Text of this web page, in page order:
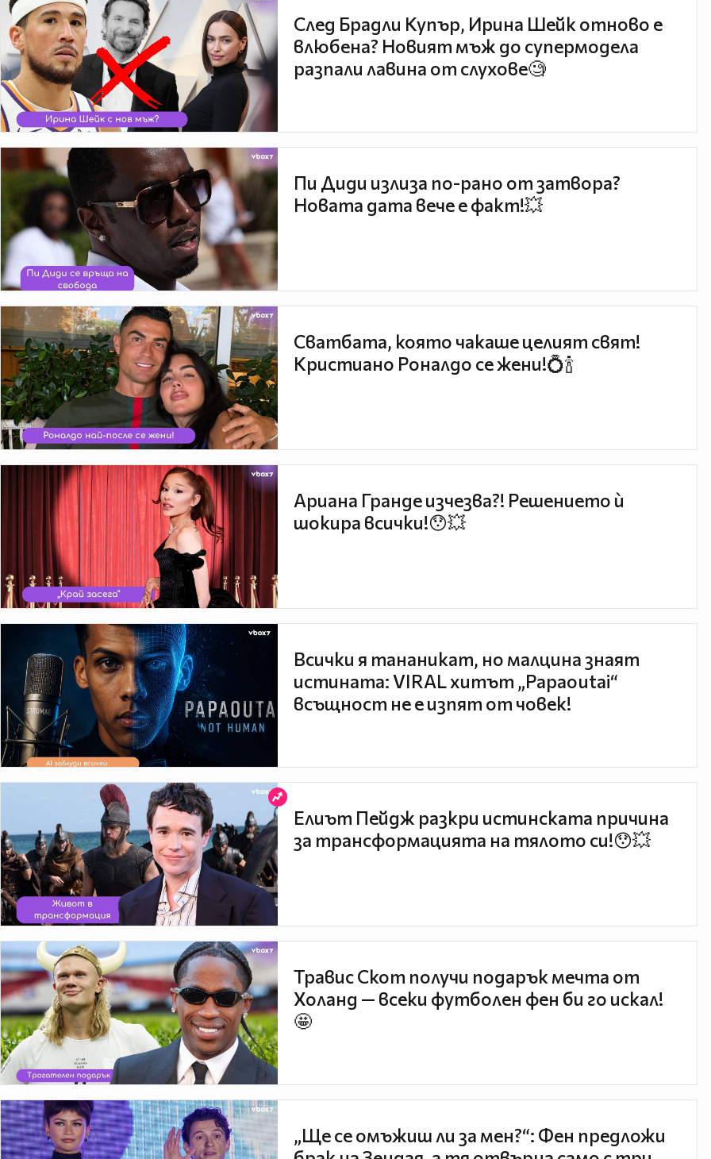
След Брадли Купър, Ирина Шейк отново е
влюбена? Новият мъж до супермодела
разпали лавина от слухове🧐
Пи Диди излиза по-рано от затвора?
Новата дата вече е факт!💥
Сватбата, която чакаше целият свят!
Кристиано Роналдо се жени!💍🍾
Ариана Гранде изчезва?! Решението ѝ
шокира всички!😯💥
Всички я тананикат, но малцина знаят
истината: VIRAL хитът „Papaoutai“
всъщност не е изпят от човек!
Елиът Пейдж разкри истинската причина
за трансформацията на тялото си!😯💥
Травис Скот получи подарък мечта от
Холанд — всеки футболен фен би го искал!
🤩
„Ще се омъжиш ли за мен?“: Фен предложи